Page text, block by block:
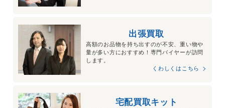
出張買取
高額のお品物を持ち出すのが不安、重い物や
量が多い方におすすめ！専門バイヤーが訪問
します。
くわしくはこちら
宅配買取キット